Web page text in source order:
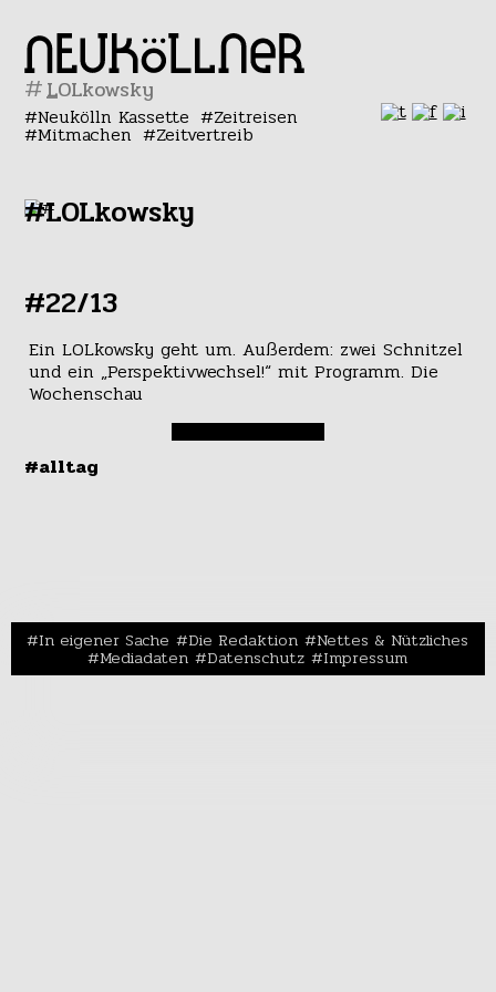
#
Neukölln Kassette Zeitreisen
Mitmachen Zeitvertreib
#LOLkowsky
#22/13
Ein LOLkowsky geht um. Außerdem: zwei Schnitzel
und ein „Perspektivwechsel!“ mit Programm. Die
Wochenschau
#alltag
In eigener Sache Die Redaktion Nettes & Nützliches
Mediadaten Datenschutz Impressum